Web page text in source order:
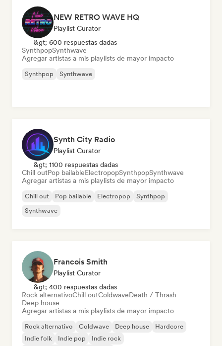
NEW RETRO WAVE HQ
Playlist Curator
&gt; 600 respuestas dadas
SynthpopSynthwave
Agregar artistas a mis playlists de mayor impacto
Synthpop Synthwave
Synth City Radio
Playlist Curator
&gt; 1100 respuestas dadas
Chill outPop bailableElectropopSynthpopSynthwave
Agregar artistas a mis playlists de mayor impacto
Chill out Pop bailable Electropop
Synthpop
Synthwave
Francois Smith
Playlist Curator
&gt; 400 respuestas dadas
Rock alternativoChill outColdwaveDeath / Thrash
Deep house
Agregar artistas a mis playlists de mayor impacto
Rock alternativo Coldwave Deep house
Hardcore
Indie folk
Indie pop
Indie rock